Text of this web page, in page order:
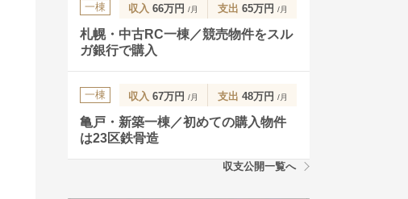
一棟 収入 66万円 /月 支出 65万円 /月
札幌・中古RC一棟／競売物件をスル
ガ銀行で購入
一棟 収入 67万円 /月 支出 48万円 /月
亀戸・新築一棟／初めての購入物件
は23区鉄骨造
収支公開一覧へ